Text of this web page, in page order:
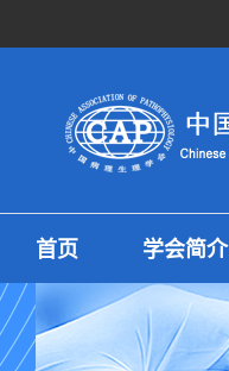
首页 学会简介